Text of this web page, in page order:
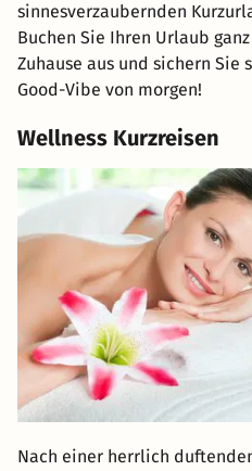
sinnesverzaubernden
Buchen Sie Ihren Urlaub
Zuhause aus und sichern Sie
Good-Vibe von morgen!
Wellness Kurzreisen
Nach einer herrlich